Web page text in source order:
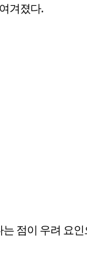
겨졌다.
점이 우려 요